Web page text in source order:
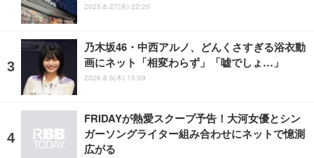
2025.8.27(水) 22:20
乃木坂46・中西アルノ、どんくさすぎる浴衣動
画にネット「相変わらず」「嘘でしょ…」
2026.8.6(木) 15:09
FRIDAYが熱愛スクープ予告！大河女優とシン
ガーソングライター組み合わせにネットで憶測
広がる